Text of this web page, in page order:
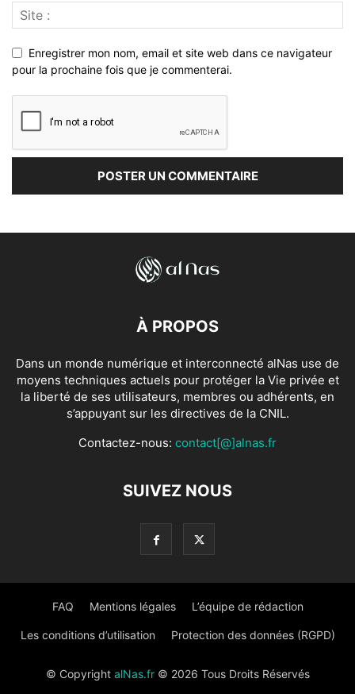
Enregistrer mon nom, email et site web dans ce navigateur
pour la prochaine fois que je commenterai.
À PROPOS
Dans un monde numérique et interconnecté alNas use de
moyens techniques actuels pour protéger la Vie privée et
la liberté de ses utilisateurs, membres ou adhérents, en
s’appuyant sur les directives de la CNIL.
Contactez-nous: contact[@]alnas.fr
SUIVEZ NOUS
FAQ Mentions légales L’équipe de rédaction
Les conditions d’utilisation Protection des données (RGPD)
© Copyright alNas.fr© 2026 Tous Droits Réservés